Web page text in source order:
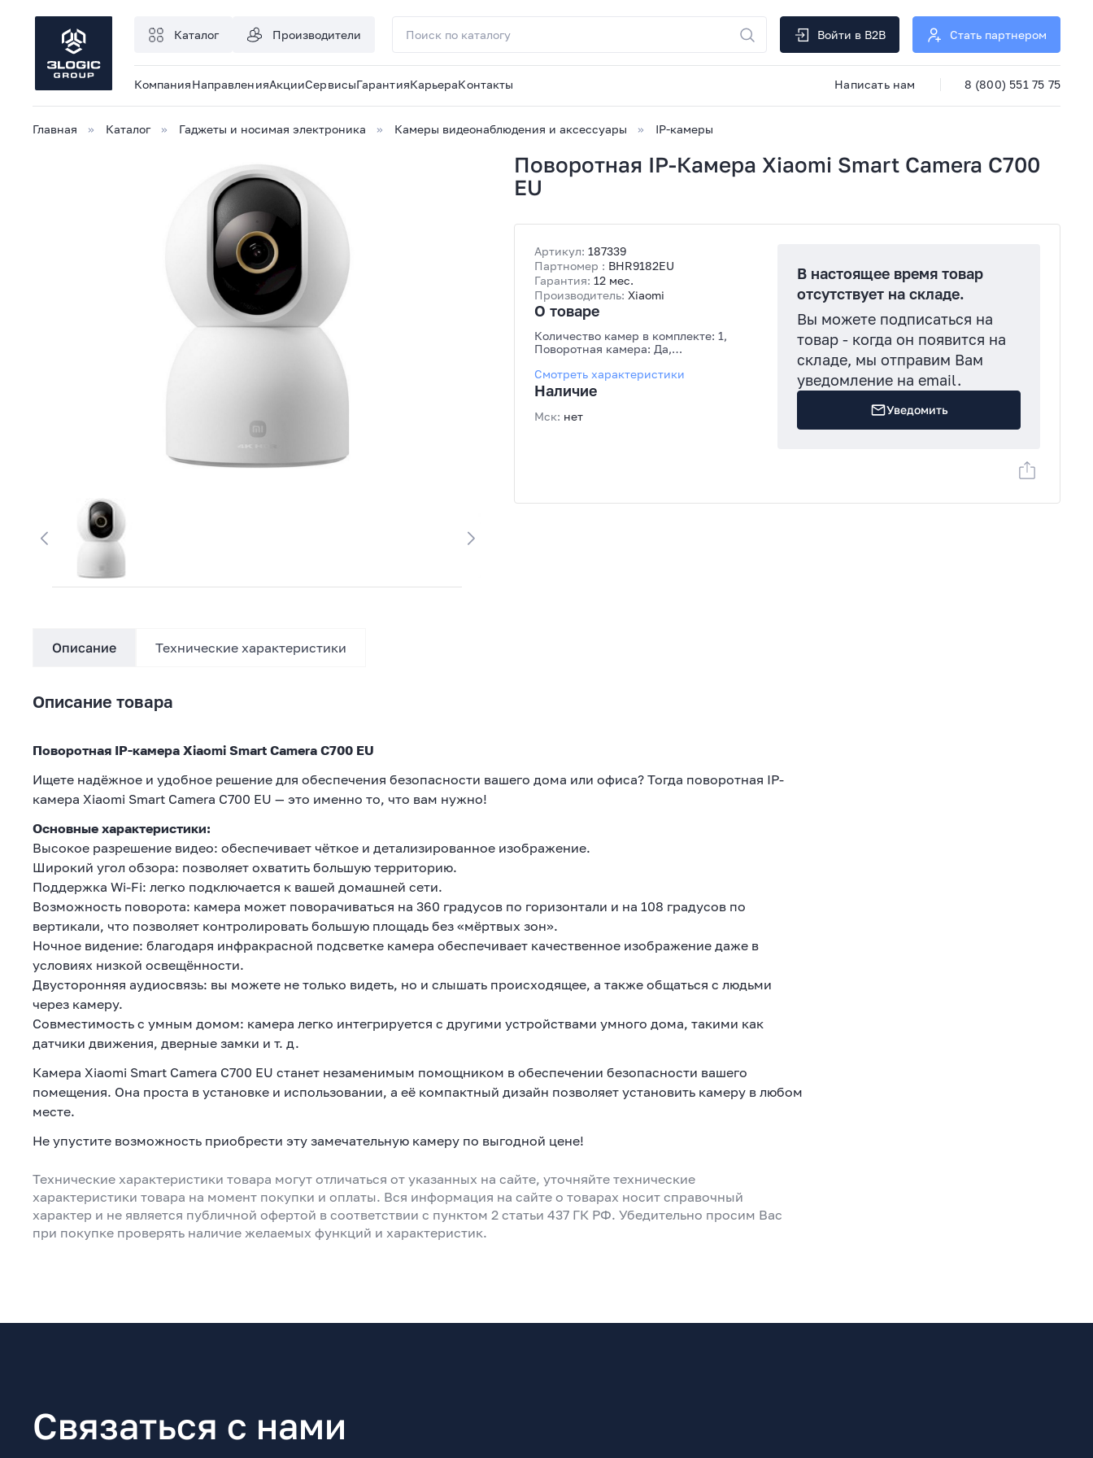
Каталог Производители Войти в B2B Стать партнером
КомпанияНаправленияАкцииСервисыГарантияКарьераКонтакты Написать нам 8 (800) 551 75 75
Главная Каталог Гаджеты и носимая электроника Камеры видеонаблюдения и аксессуары IP-камеры
Поворотная IP-Камера Xiaomi Smart Camera C700
EU
Артикул: 187339
Партномер : BHR9182EU
Гарантия: 12 мес.
Производитель: Xiaomi
О товаре
Количество камер в комплекте: 1,
Поворотная камера: Да,
Разрешение сенсора, Мп: 8,
Поддержка WiFi: Да
Смотреть характеристики
Наличие
Мск: нет
В настоящее время товар
отсутствует на складе.
Вы можете подписаться на
товар - когда он появится на
складе, мы отправим Вам
уведомление на email.
Уведомить
Описание Технические характеристики
Описание товара
Поворотная IP-камера Xiaomi Smart Camera C700 EU
Ищете надёжное и удобное решение для обеспечения безопасности вашего дома или офиса? Тогда поворотная IP-
камера Xiaomi Smart Camera C700 EU — это именно то, что вам нужно!
Основные характеристики:
Высокое разрешение видео: обеспечивает чёткое и детализированное изображение.
Широкий угол обзора: позволяет охватить большую территорию.
Поддержка Wi-Fi: легко подключается к вашей домашней сети.
Возможность поворота: камера может поворачиваться на 360 градусов по горизонтали и на 108 градусов по
вертикали, что позволяет контролировать большую площадь без «мёртвых зон».
Ночное видение: благодаря инфракрасной подсветке камера обеспечивает качественное изображение даже в
условиях низкой освещённости.
Двусторонняя аудиосвязь: вы можете не только видеть, но и слышать происходящее, а также общаться с людьми
через камеру.
Совместимость с умным домом: камера легко интегрируется с другими устройствами умного дома, такими как
датчики движения, дверные замки и т. д.
Камера Xiaomi Smart Camera C700 EU станет незаменимым помощником в обеспечении безопасности вашего
помещения. Она проста в установке и использовании, а её компактный дизайн позволяет установить камеру в любом
месте.
Не упустите возможность приобрести эту замечательную камеру по выгодной цене!
Технические характеристики товара могут отличаться от указанных на сайте, уточняйте технические
характеристики товара на момент покупки и оплаты. Вся информация на сайте о товарах носит справочный
характер и не является публичной офертой в соответствии с пунктом 2 статьи 437 ГК РФ. Убедительно просим Вас
при покупке проверять наличие желаемых функций и характеристик.
Связаться с нами